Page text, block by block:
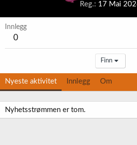
Reg.
17 Mai
Innlegg
0
Finn
Nyeste aktivitet Innlegg Om
Nyhetsstrømmen er tom.